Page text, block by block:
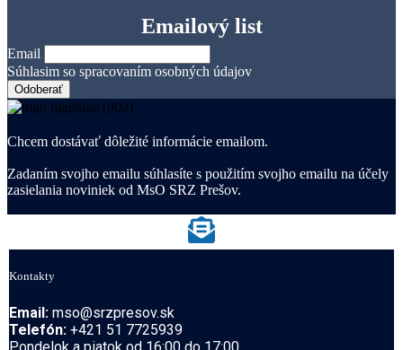
Emailový list
Email
Súhlasim so spracovaním osobných údajov
Chcem dostávať dôležité informácie emailom.
Zadaním svojho emailu súhlasíte s použitím svojho emailu na účely
zasielania noviniek od MsO SRZ Prešov.
Kontakty
Email: mso@srzpresov.sk
Telefón: +421 51 7725939
Pondelok a piatok od 16:00 do 17:00